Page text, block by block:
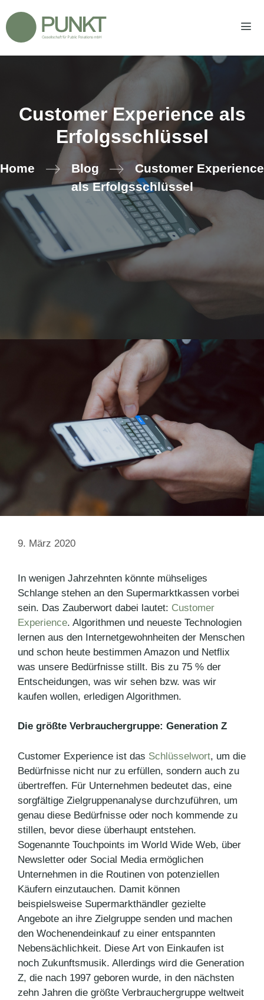
Inhalt
springen
Customer Experience als
Erfolgsschlüssel
Home Blog
Customer Experience
als Erfolgsschlüssel
9. März 2020
In wenigen Jahrzehnten könnte mühseliges
Schlange stehen an den Supermarktkassen vorbei
sein. Das Zauberwort dabei lautet: Customer
Experience. Algorithmen und neueste Technologien
lernen aus den Internetgewohnheiten der Menschen
und schon heute bestimmen Amazon und Netflix
was unsere Bedürfnisse stillt. Bis zu 75 % der
Entscheidungen, was wir sehen bzw. was wir
kaufen wollen, erledigen Algorithmen.
Die größte Verbrauchergruppe: Generation Z
Customer Experience ist das Schlüsselwort, um die
Bedürfnisse nicht nur zu erfüllen, sondern auch zu
übertreffen. Für Unternehmen bedeutet das, eine
sorgfältige Zielgruppenanalyse durchzuführen, um
genau diese Bedürfnisse oder noch kommende zu
stillen, bevor diese überhaupt entstehen.
Sogenannte Touchpoints im World Wide Web, über
Newsletter oder Social Media ermöglichen
Unternehmen in die Routinen von potenziellen
Käufern einzutauchen. Damit können
beispielsweise Supermarkthändler gezielte
Angebote an ihre Zielgruppe senden und machen
den Wochenendeinkauf zu einer entspannten
Nebensächlichkeit. Diese Art von Einkaufen ist
noch Zukunftsmusik. Allerdings wird die Generation
Z, die nach 1997 geboren wurde, in den nächsten
zehn Jahren die größte Verbrauchergruppe weltweit